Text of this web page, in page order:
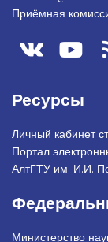
Приёмная
Ресурсы
Личный кабинет
Портал
АлтГТУ им. И.И.
Министерство